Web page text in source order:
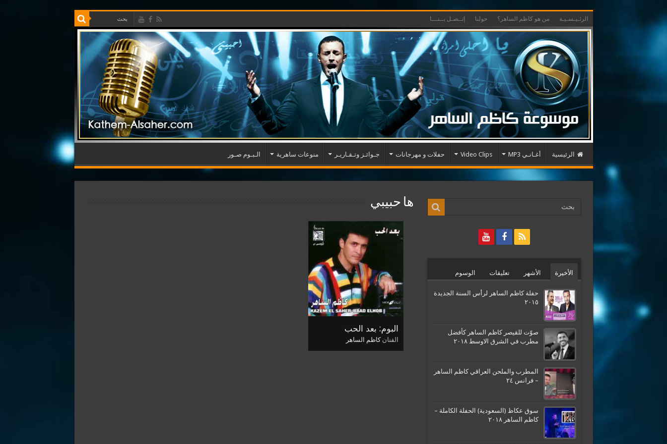
الرئـيـسـيـة من هو كاظم الساهر؟ حولنا إتــصـل بــنـــا
الرئيسية أغـانـي MP3 Video Clips حفلات و مهرجانات جـوائـز وتـقـاريـر منوعات ساهرية الـبـوم صـور
ها حبيبي
البوم: بعد الحب
الفنانكاظم الساهر
الأخيرة الأشهر تعليقات الوسوم
حفلة كاظم الساهر لرأس السنة الجديدة
٢٠١٥
صوّت للقيصر كاظم الساهر كأفضل
مطرب في الشرق الاوسط ٢٠١٨
المطرب والملحن العراقي كاظم الساهر
– فرانس ٢٤
سوق عكاظ (السعودية) الحفلة الكاملة –
كاظم الساهر ٢٠١٨